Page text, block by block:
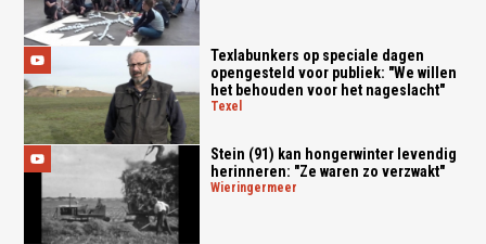
Texlabunkers op speciale dagen
opengesteld voor publiek: "We willen
het behouden voor het nageslacht"
texel
Stein (91) kan hongerwinter levendig
herinneren: "Ze waren zo verzwakt"
wieringermeer